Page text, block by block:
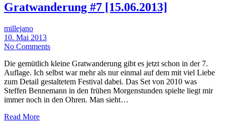
Gratwanderung #7 [15.06.2013]
millejano
10. Mai 2013
No Comments
Die gemütlich kleine Gratwanderung gibt es jetzt schon in der 7.
Auflage. Ich selbst war mehr als nur einmal auf dem mit viel Liebe
zum Detail gestaltetem Festival dabei. Das Set von 2010 was
Steffen Bennemann in den frühen Morgenstunden spielte liegt mir
immer noch in den Ohren. Man sieht…
Read More